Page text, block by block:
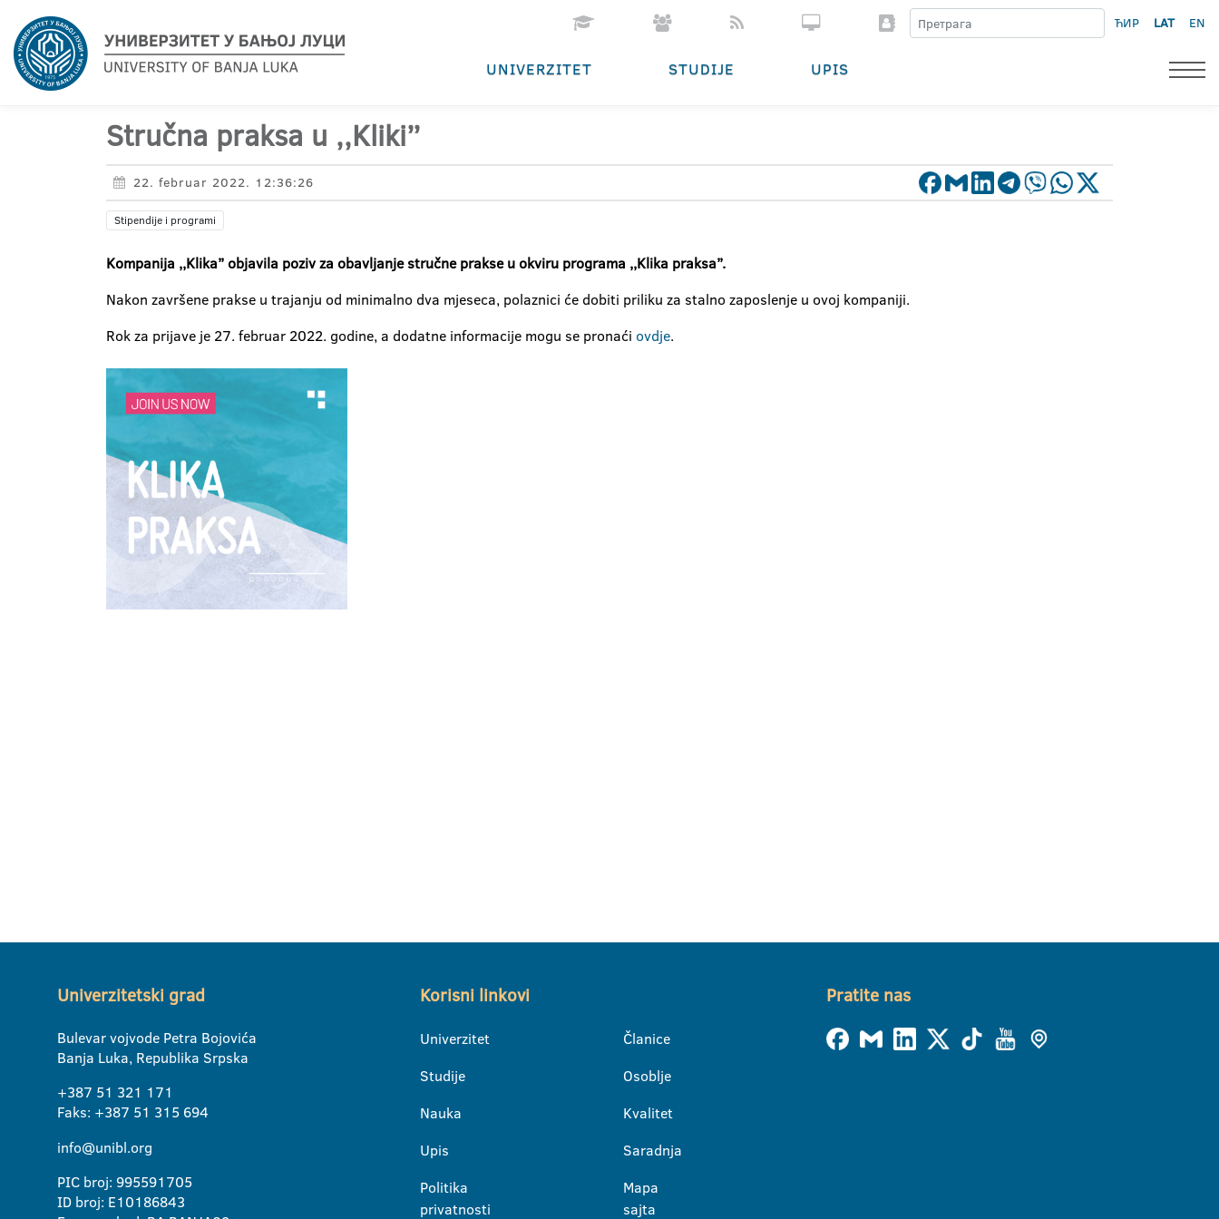
ЋИР LAT EN
UNIVERZITET STUDIJE UPIS
Stručna praksa u ,,Kliki’’
22. februar 2022. 12:36:26
Stipendije i programi
Kompanija ,,Klika’’ objavila poziv za obavljanje stručne prakse u okviru programa ,,Klika praksa’’.
Nakon završene prakse u trajanju od minimalno dva mjeseca, polaznici će dobiti priliku za stalno zaposlenje u ovoj kompaniji.
Rok za prijave je 27. februar 2022. godine, a dodatne informacije mogu se pronaći ovdje.
Univerzitetski grad
Bulevar vojvode Petra Bojovića
Banja Luka, Republika Srpska
+387 51 321 171
Faks: +387 51 315 694
info@unibl.org
PIC broj: 995591705
ID broj: E10186843
Korisni linkovi
Univerzitet
Studije
Nauka
Upis
Politika
privatnosti
Članice
Osoblje
Kvalitet
Saradnja
Mapa
sajta
Pratite nas